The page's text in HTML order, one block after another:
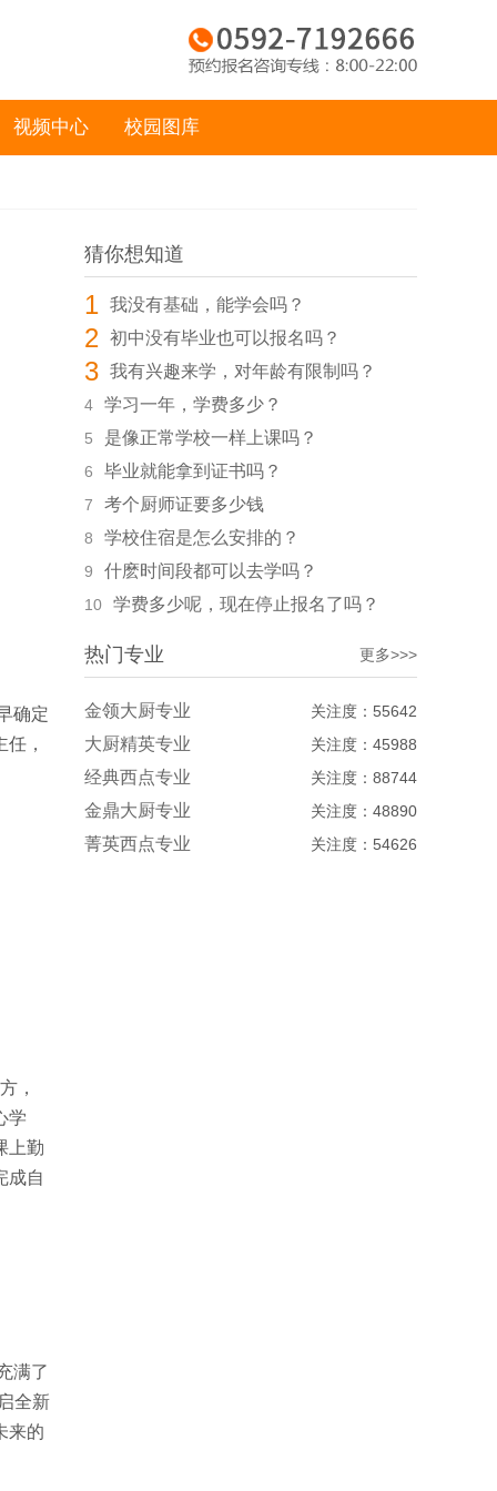
视频中心 校园图库
确定
，
，
学
上勤
成自
满了
全新
来的
猜你想知道
1 我没有基础，能学会吗？
2 初中没有毕业也可以报名吗？
3 我有兴趣来学，对年龄有限制吗？
4 学习一年，学费多少？
5 是像正常学校一样上课吗？
6 毕业就能拿到证书吗？
7 考个厨师证要多少钱
8 学校住宿是怎么安排的？
9 什麽时间段都可以去学吗？
10 学费多少呢，现在停止报名了吗？
热门专业 更多>>>
金领大厨专业 关注度：55642
大厨精英专业 关注度：45988
经典西点专业 关注度：88744
金鼎大厨专业 关注度：48890
菁英西点专业 关注度：54626